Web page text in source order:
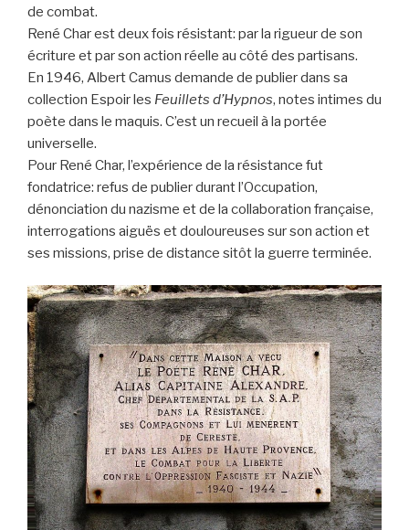
de combat.
René Char est deux fois résistant: par la rigueur de son
écriture et par son action réelle au côté des partisans.
En 1946, Albert Camus demande de publier dans sa
collection Espoir les Feuillets d’Hypnos, notes intimes du
poète dans le maquis. C’est un recueil à la portée
universelle.
Pour René Char, l’expérience de la résistance fut
fondatrice: refus de publier durant l’Occupation,
dénonciation du nazisme et de la collaboration française,
interrogations aiguës et douloureuses sur son action et
ses missions, prise de distance sitôt la guerre terminée.